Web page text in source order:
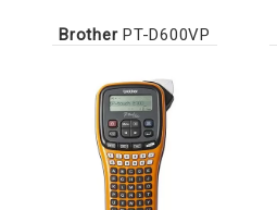
BrotherPT-D600VP